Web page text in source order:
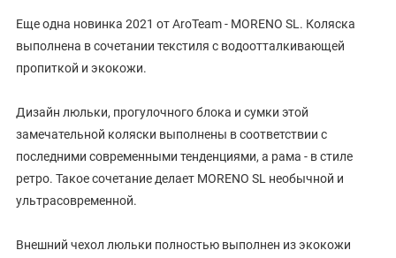
Еще одна новинка 2021 от AroTeam - MORENO SL. Коляска
выполнена в сочетании текстиля с водоотталкивающей
пропиткой и экокожи.
Дизайн люльки, прогулочного блока и сумки этой
замечательной коляски выполнены в соответствии с
последними современными тенденциями, а рама - в стиле
ретро. Такое сочетание делает MORENO SL необычной и
ультрасовременной.
Внешний чехол люльки полностью выполнен из экокожи